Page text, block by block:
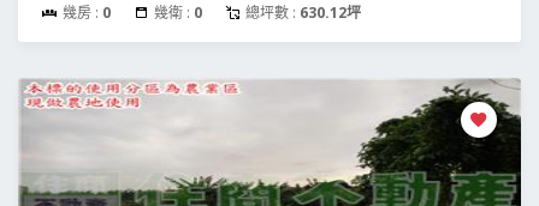
幾房 : 0 幾衛 : 0 總坪數 : 630.12坪